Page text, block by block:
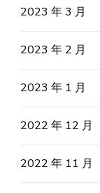
2023 年 3 月
2023 年 2 月
2023 年 1 月
2022 年 12 月
2022 年 11 月